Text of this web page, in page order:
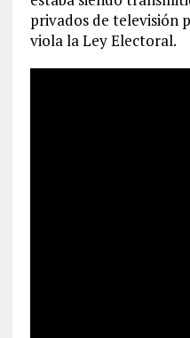
privados de televisión
viola la Ley Electoral.